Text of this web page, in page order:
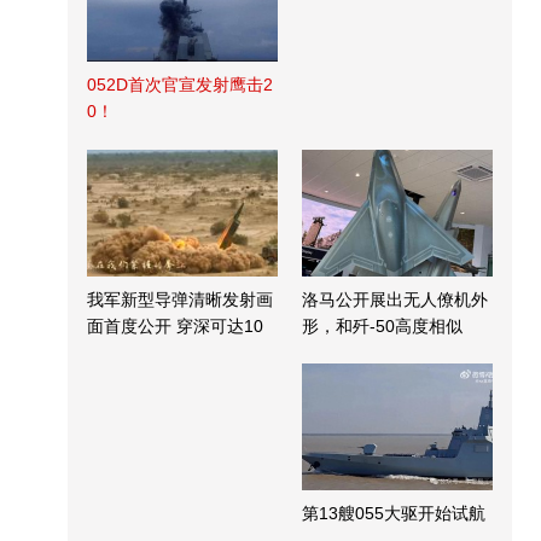
052D首次官宣发射鹰击2
0！
我军新型导弹清晰发射画
面首度公开 穿深可达10
洛马公开展出无人僚机外
形，和歼-50高度相似
第13艘055大驱开始试航